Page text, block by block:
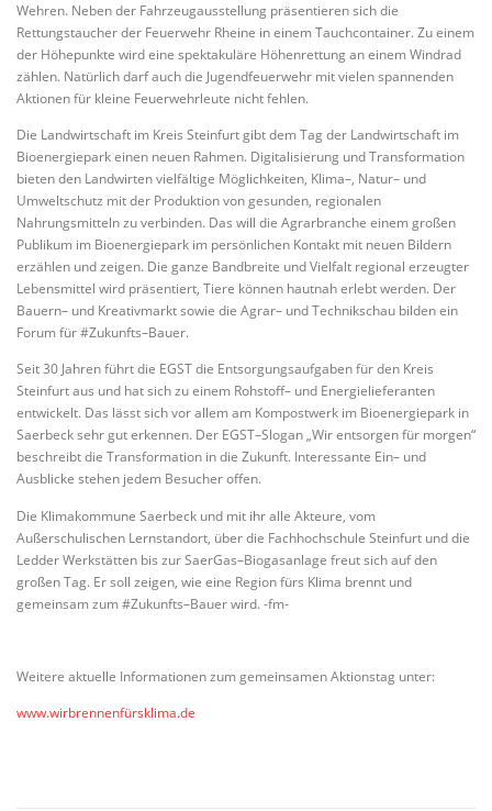
Wehren. Neben der Fahrzeugausstellung präsentieren sich die
Rettungstaucher der Feuerwehr Rheine in einem Tauchcontainer. Zu einem
der Höhepunkte wird eine spektakuläre Höhenrettung an einem Windrad
zählen. Natürlich darf auch die Jugendfeuerwehr mit vielen spannenden
Aktionen für kleine Feuerwehrleute nicht fehlen.
Die Landwirtschaft im Kreis Steinfurt gibt dem Tag der Landwirtschaft im
Bioenergiepark einen neuen Rahmen. Digitalisierung und Transformation
bieten den Landwirten vielfältige Möglichkeiten, Klima–, Natur– und
Umweltschutz mit der Produktion von gesunden, regionalen
Nahrungsmitteln zu verbinden. Das will die Agrarbranche einem großen
Publikum im Bioenergiepark im persönlichen Kontakt mit neuen Bildern
erzählen und zeigen. Die ganze Bandbreite und Vielfalt regional erzeugter
Lebensmittel wird präsentiert, Tiere können hautnah erlebt werden. Der
Bauern– und Kreativmarkt sowie die Agrar– und Technikschau bilden ein
Forum für #Zukunfts–Bauer.
Seit 30 Jahren führt die EGST die Entsorgungsaufgaben für den Kreis
Steinfurt aus und hat sich zu einem Rohstoff– und Energielieferanten
entwickelt. Das lässt sich vor allem am Kompostwerk im Bioenergiepark in
Saerbeck sehr gut erkennen. Der EGST–Slogan „Wir entsorgen für morgen“
beschreibt die Transformation in die Zukunft. Interessante Ein– und
Ausblicke stehen jedem Besucher offen.
Die Klimakommune Saerbeck und mit ihr alle Akteure, vom
Außerschulischen Lernstandort, über die Fachhochschule Steinfurt und die
Ledder Werkstätten bis zur SaerGas–Biogasanlage freut sich auf den
großen Tag. Er soll zeigen, wie eine Region fürs Klima brennt und
gemeinsam zum #Zukunfts–Bauer wird. -fm-
Weitere aktuelle Informationen zum gemeinsamen Aktionstag unter:
www.wirbrennenfürsklima.de